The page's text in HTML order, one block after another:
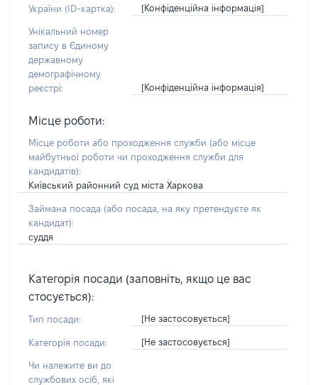
України (ID-картка):
[Конфіденційна інформація]
Унікальний номер
запису в Єдиному
державному
демографічному
реєстрі:
[Конфіденційна інформація]
Місце роботи:
Місце роботи або проходження служби (або місце
майбутньої роботи чи проходження служби для
кандидатів):
Київський районний суд міста Харкова
Займана посада (або посада, на яку претендуєте як
кандидат):
суддя
Категорія посади (заповніть, якщо це вас
стосується):
Тип посади: [Не застосовується]
Категорія посади: [Не застосовується]
Чи належите ви до
службових осіб, які